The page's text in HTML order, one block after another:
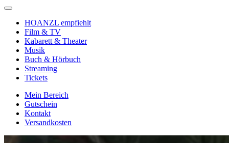
HOANZL empfiehlt
Film & TV
Kabarett & Theater
Musik
Buch & Hörbuch
Streaming
Tickets
Mein Bereich
Gutschein
Kontakt
Versandkosten